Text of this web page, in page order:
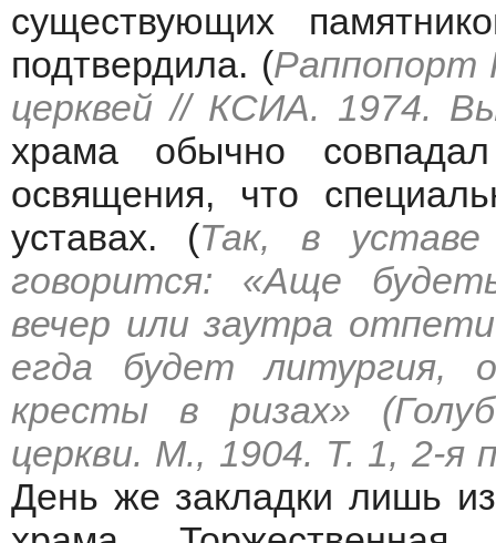
существующих
подтвердила. (Раппопорт
церквей // КСИА. 1974.
храма обычно
освящения, что
уставах. (Так, в
говорится: «Аще
вечер или заутра
егда будет литургия,
кресты в ризах»
церкви. М., 1904. Т. 1, 2-я
День же закладки лишь